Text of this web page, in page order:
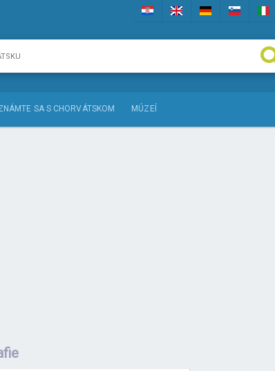
SA S CHORVÁTSKOM MÚZEÍ